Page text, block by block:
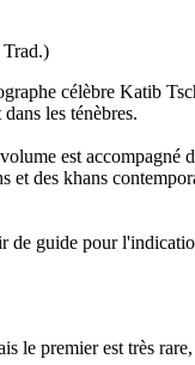
célèbre Katib
les ténèbres.
est accompagné
et des khans
guide pour
premier est très rare,